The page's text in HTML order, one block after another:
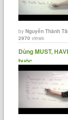
byNguyễn Thành
2970 views
Dùng MUST,
buộc.